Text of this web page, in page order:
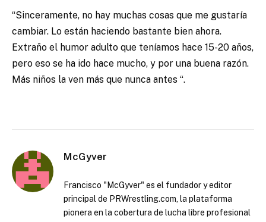
“Sinceramente, no hay muchas cosas que me gustaría
cambiar. Lo están haciendo bastante bien ahora.
Extraño el humor adulto que teníamos hace 15-20 años,
pero eso se ha ido hace mucho, y por una buena razón.
Más niños la ven más que nunca antes “.
McGyver
Francisco "McGyver" es el fundador y editor
principal de PRWrestling.com, la plataforma
pionera en la cobertura de lucha libre profesional